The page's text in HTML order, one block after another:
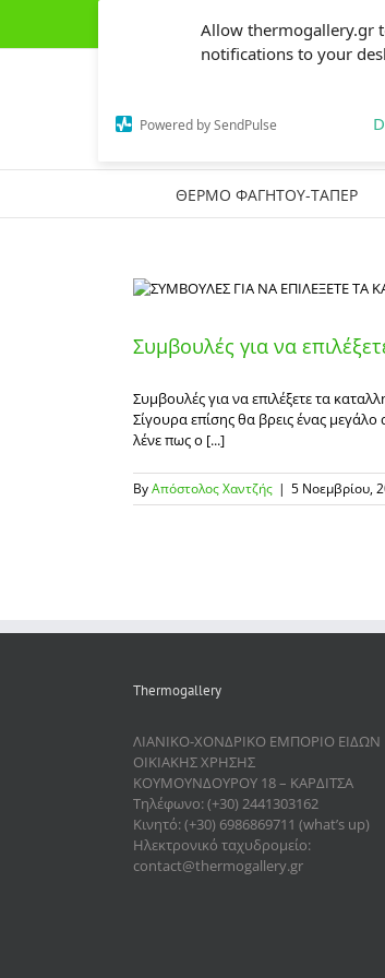
Allow thermogallery.gr
notifications to your
Powered by SendPulse
content
(+30) 2441303162 |
ΘΕΡΜΟ ΦΑΓΗΤΟΥ-ΤΑΠΕΡ
Συμβουλές για να
Συμβουλές για να επιλέξετε τα
Σίγουρα επίσης θα βρεις ένας
λένε πως ο [...]
ByΑπόστολος Χαντζής | 5 Νοεμβρίου,
Thermogallery
ΛΙΑΝΙΚΟ-ΧΟΝΔΡΙΚΟ ΕΜΠΟΡΙΟ ΕΙΔΩΝ
ΟΙΚΙΑΚΗΣ ΧΡΗΣΗΣ
ΚΟΥΜΟΥΝΔΟΥΡΟΥ 18 – ΚΑΡΔΙΤΣΑ
Τηλέφωνο: (+30) 2441303162
Κινητό: (+30) 6986869711 (what’s up)
Ηλεκτρονικό ταχυδρομείο:
contact@thermogallery.gr